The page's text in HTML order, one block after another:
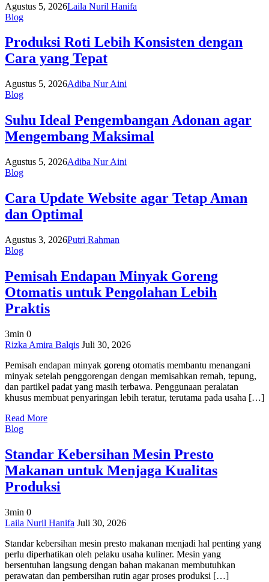
Agustus 5, 2026Laila Nuril Hanifa
Blog
Produksi Roti Lebih Konsisten dengan
Cara yang Tepat
Agustus 5, 2026Adiba Nur Aini
Blog
Suhu Ideal Pengembangan Adonan agar
Mengembang Maksimal
Agustus 5, 2026Adiba Nur Aini
Blog
Cara Update Website agar Tetap Aman
dan Optimal
Agustus 3, 2026Putri Rahman
Blog
Pemisah Endapan Minyak Goreng
Otomatis untuk Pengolahan Lebih
Praktis
3min 0
on
Endapan
Minyak
Goreng
Otomatis
Pengolahan
Lebih
Rizka Amira Balqis Juli 30, 2026
Pemisah endapan minyak goreng otomatis membantu menangani
minyak setelah penggorengan dengan memisahkan remah, tepung,
dan partikel padat yang masih terbawa. Penggunaan peralatan
khusus membuat penyaringan lebih teratur, terutama pada usaha […]
Read More
Blog
Standar Kebersihan Mesin Presto
Makanan untuk Menjaga Kualitas
Produksi
3min 0
on
Kebersihan
Mesin
Presto
Makanan
Laila Nuril Hanifa Juli 30, 2026
Standar kebersihan mesin presto makanan menjadi hal penting yang
perlu diperhatikan oleh pelaku usaha kuliner. Mesin yang
bersentuhan langsung dengan bahan makanan membutuhkan
perawatan dan pembersihan rutin agar proses produksi […]